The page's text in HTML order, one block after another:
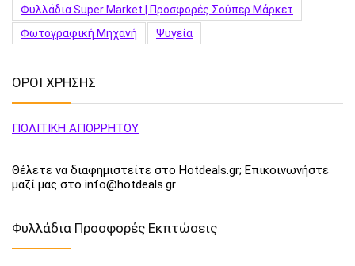
Φυλλάδια Super Market | Προσφορές Σούπερ Μάρκετ
Φωτογραφική Μηχανή
Ψυγεία
ΟΡΟΙ ΧΡΗΣΗΣ
ΠΟΛΙΤΙΚΗ ΑΠΟΡΡΗΤΟΥ
Θέλετε να διαφημιστείτε στο Hotdeals.gr; Επικοινωνήστε
μαζί μας στο info@hotdeals.gr
Φυλλάδια Προσφορές Εκπτώσεις